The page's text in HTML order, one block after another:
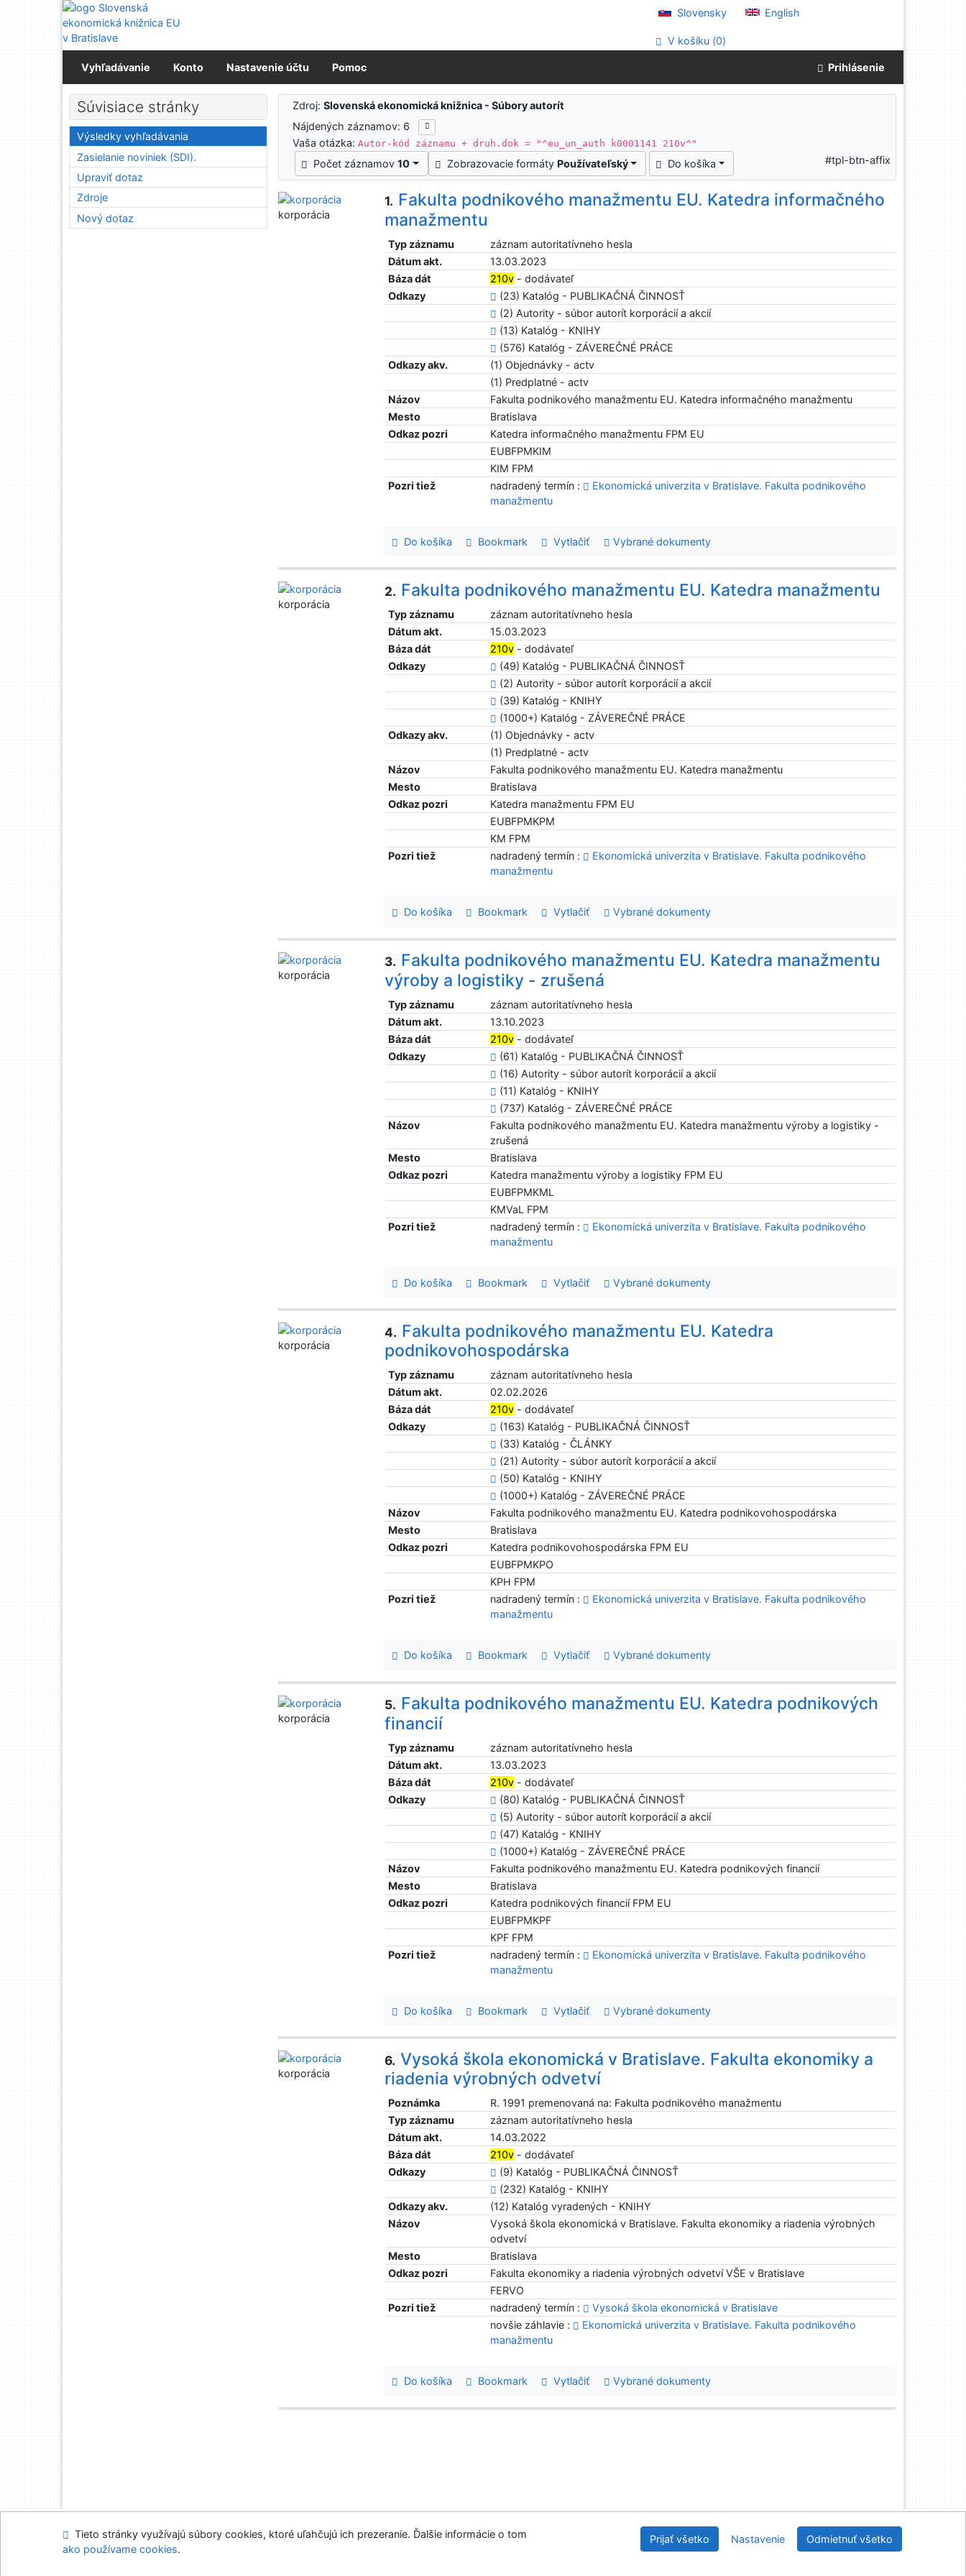
Prejsť na obsah
Prejsť na menu
Prehlásenie o webovej prístupnosti
Slovensky English
V košíku (0)
Vyhľadávanie Konto Nastavenie účtu Pomoc Prihlásenie
Výsledky vyhľadávania
Zdroj:Slovenská ekonomická knižnica - Súbory autorít
Nájdených záznamov: 6
Vaša otázka:Autor-kód záznamu + druh.dok = "^eu_un_auth k0001141 210v^"
Počet záznamov10 Zobrazovacie formáty Používateľský Do košíka #tpl-btn-affix
1. Fakulta podnikového manažmentu EU. Katedra informačného
manažmentu
Typ záznamu
záznam autoritatívneho hesla
Dátum akt.
13.03.2023
Báza dát
210v - dodávateľ
Odkazy
(23) Katalóg - PUBLIKAČNÁ ČINNOSŤ
(2) Autority - súbor autorít korporácií a akcií
(13) Katalóg - KNIHY
(576) Katalóg - ZÁVEREČNÉ PRÁCE
Odkazy akv.
(1) Objednávky - actv
(1) Predplatné - actv
Názov
Fakulta podnikového manažmentu EU. Katedra informačného manažmentu
Mesto
Bratislava
Odkaz pozri
Katedra informačného manažmentu FPM EU
EUBFPMKIM
KIM FPM
Pozri tiež
nadradený termín :
Ekonomická univerzita v Bratislave. Fakulta podnikového
manažmentu
Do košíka Bookmark Vytlačiť Vybrané dokumenty
korporácia
2. Fakulta podnikového manažmentu EU. Katedra manažmentu
Typ záznamu
záznam autoritatívneho hesla
Dátum akt.
15.03.2023
Báza dát
210v - dodávateľ
Odkazy
(49) Katalóg - PUBLIKAČNÁ ČINNOSŤ
(2) Autority - súbor autorít korporácií a akcií
(39) Katalóg - KNIHY
(1000+) Katalóg - ZÁVEREČNÉ PRÁCE
Odkazy akv.
(1) Objednávky - actv
(1) Predplatné - actv
Názov
Fakulta podnikového manažmentu EU. Katedra manažmentu
Mesto
Bratislava
Odkaz pozri
Katedra manažmentu FPM EU
EUBFPMKPM
KM FPM
Pozri tiež
nadradený termín :
Ekonomická univerzita v Bratislave. Fakulta podnikového
manažmentu
Do košíka Bookmark Vytlačiť Vybrané dokumenty
korporácia
3. Fakulta podnikového manažmentu EU. Katedra manažmentu
výroby a logistiky - zrušená
Typ záznamu
záznam autoritatívneho hesla
Dátum akt.
13.10.2023
Báza dát
210v - dodávateľ
Odkazy
(61) Katalóg - PUBLIKAČNÁ ČINNOSŤ
(16) Autority - súbor autorít korporácií a akcií
(11) Katalóg - KNIHY
(737) Katalóg - ZÁVEREČNÉ PRÁCE
Názov
Fakulta podnikového manažmentu EU. Katedra manažmentu výroby a logistiky -
zrušená
Mesto
Bratislava
Odkaz pozri
Katedra manažmentu výroby a logistiky FPM EU
EUBFPMKML
KMVaL FPM
Pozri tiež
nadradený termín :
Ekonomická univerzita v Bratislave. Fakulta podnikového
manažmentu
Do košíka Bookmark Vytlačiť Vybrané dokumenty
korporácia
4. Fakulta podnikového manažmentu EU. Katedra
podnikovohospodárska
Typ záznamu
záznam autoritatívneho hesla
Dátum akt.
02.02.2026
Báza dát
210v - dodávateľ
Odkazy
(163) Katalóg - PUBLIKAČNÁ ČINNOSŤ
(33) Katalóg - ČLÁNKY
(21) Autority - súbor autorít korporácií a akcií
(50) Katalóg - KNIHY
(1000+) Katalóg - ZÁVEREČNÉ PRÁCE
Názov
Fakulta podnikového manažmentu EU. Katedra podnikovohospodárska
Mesto
Bratislava
Odkaz pozri
Katedra podnikovohospodárska FPM EU
EUBFPMKPO
KPH FPM
Pozri tiež
nadradený termín :
Ekonomická univerzita v Bratislave. Fakulta podnikového
manažmentu
Do košíka Bookmark Vytlačiť Vybrané dokumenty
korporácia
5. Fakulta podnikového manažmentu EU. Katedra podnikových
financií
Typ záznamu
záznam autoritatívneho hesla
Dátum akt.
13.03.2023
Báza dát
210v - dodávateľ
Odkazy
(80) Katalóg - PUBLIKAČNÁ ČINNOSŤ
(5) Autority - súbor autorít korporácií a akcií
(47) Katalóg - KNIHY
(1000+) Katalóg - ZÁVEREČNÉ PRÁCE
Názov
Fakulta podnikového manažmentu EU. Katedra podnikových financií
Mesto
Bratislava
Odkaz pozri
Katedra podnikových financií FPM EU
EUBFPMKPF
KPF FPM
Pozri tiež
nadradený termín :
Ekonomická univerzita v Bratislave. Fakulta podnikového
manažmentu
Do košíka Bookmark Vytlačiť Vybrané dokumenty
korporácia
6. Vysoká škola ekonomická v Bratislave. Fakulta ekonomiky a
riadenia výrobných odvetví
Poznámka
R. 1991 premenovaná na: Fakulta podnikového manažmentu
Typ záznamu
záznam autoritatívneho hesla
Dátum akt.
14.03.2022
Báza dát
210v - dodávateľ
Odkazy
(9) Katalóg - PUBLIKAČNÁ ČINNOSŤ
(232) Katalóg - KNIHY
Odkazy akv.
(12) Katalóg vyradených - KNIHY
Názov
Vysoká škola ekonomická v Bratislave. Fakulta ekonomiky a riadenia výrobných
odvetví
Mesto
Bratislava
Odkaz pozri
Fakulta ekonomiky a riadenia výrobných odvetví VŠE v Bratislave
FERVO
Pozri tiež
nadradený termín :
Vysoká škola ekonomická v Bratislave
novšie záhlavie :
Ekonomická univerzita v Bratislave. Fakulta podnikového
manažmentu
Do košíka Bookmark Vytlačiť Vybrané dokumenty
korporácia
Súvisiace stránky
Výsledky vyhľadávania
Zasielanie noviniek (SDI).
Upraviť dotaz
Zdroje
Nový dotaz
Mapa stránok Prístupnosť Súkromie
Modul OpenSearch
Slovenská ekonomická knižnica EU v Bratislave
©1993-2026IPAC v.4.8.63a Cosmotron Slovakia, s.r.o.
Tieto stránky využívajú súbory cookies, ktoré uľahčujú ich prezeranie. Ďalšie informácie o tom
ako používame cookies.
Prijať všetko Nastavenie Odmietnuť všetko